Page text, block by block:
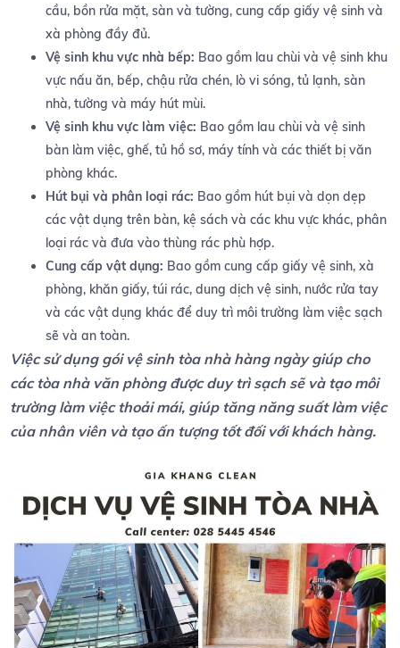
cầu, bồn rửa mặt, sàn và tường, cung cấp giấy vệ sinh và
xà phòng đầy đủ.
Vệ sinh khu vực nhà bếp: Bao gồm lau chùi và vệ sinh khu
vực nấu ăn, bếp, chậu rửa chén, lò vi sóng, tủ lạnh, sàn
nhà, tường và máy hút mùi.
Vệ sinh khu vực làm việc: Bao gồm lau chùi và vệ sinh
bàn làm việc, ghế, tủ hồ sơ, máy tính và các thiết bị văn
phòng khác.
Hút bụi và phân loại rác: Bao gồm hút bụi và dọn dẹp
các vật dụng trên bàn, kệ sách và các khu vực khác, phân
loại rác và đưa vào thùng rác phù hợp.
Cung cấp vật dụng: Bao gồm cung cấp giấy vệ sinh, xà
phòng, khăn giấy, túi rác, dung dịch vệ sinh, nước rửa tay
và các vật dụng khác để duy trì môi trường làm việc sạch
sẽ và an toàn.
Việc sử dụng gói vệ sinh tòa nhà hàng ngày giúp cho
các tòa nhà văn phòng được duy trì sạch sẽ và tạo môi
trường làm việc thoải mái, giúp tăng năng suất làm việc
của nhân viên và tạo ấn tượng tốt đối với khách hàng.